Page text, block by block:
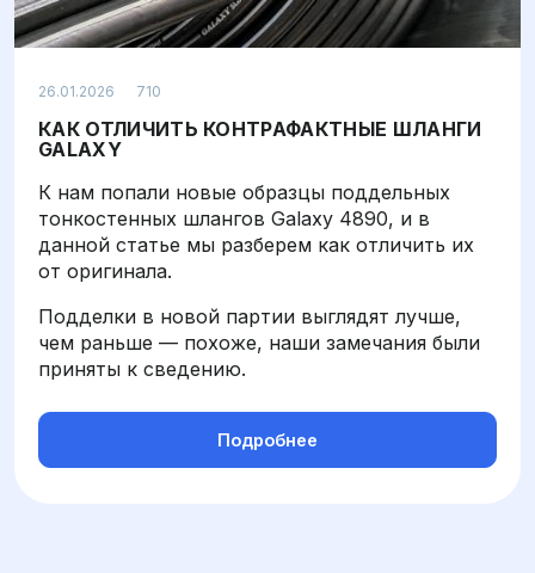
26.01.2026 710
КАК ОТЛИЧИТЬ КОНТРАФАКТНЫЕ ШЛАНГИ
GALAXY
К нам попали новые образцы поддельных
тонкостенных шлангов Galaxy 4890, и в
данной статье мы разберем как отличить их
от оригинала.
Подделки в новой партии выглядят лучше,
чем раньше — похоже, наши замечания были
приняты к сведению.
Подробнее